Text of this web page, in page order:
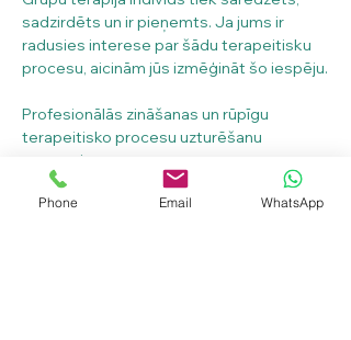
sadzirdēts un ir pieņemts. Ja jums ir
radusies interese par šādu terapeitisku
procesu, aicinām jūs izmēģināt šo iespēju.
Profesionālās zināšanas un rūpīgu
terapeitisko procesu uzturēšanu
uzņemsies:
klīniskais un veselības psihologs Jeļena
Korsaka-Pumpure;
Phone Email WhatsApp